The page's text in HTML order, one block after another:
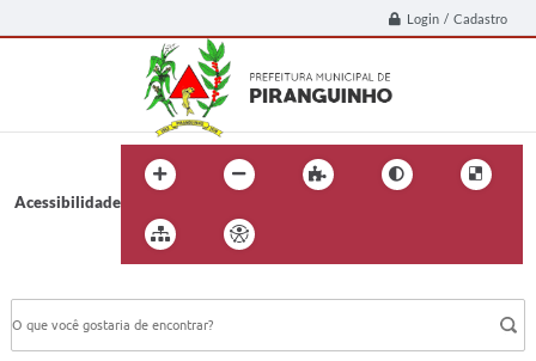
Login / Cadastro
Acessibilidade